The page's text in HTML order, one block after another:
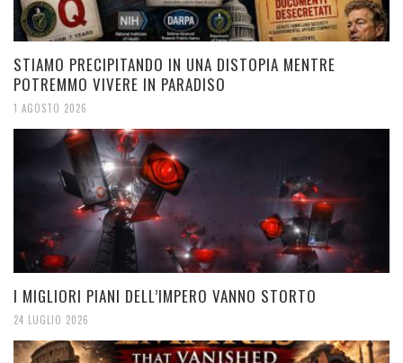
STIAMO PRECIPITANDO IN UNA DISTOPIA MENTRE
POTREMMO VIVERE IN PARADISO
1 AGOSTO 2026
I MIGLIORI PIANI DELL’IMPERO VANNO STORTO
24 LUGLIO 2026